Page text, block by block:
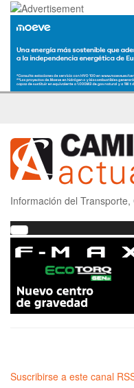
Información del
Suscribirse a este canal